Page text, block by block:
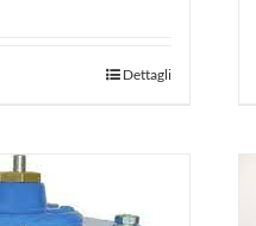
Dettagli